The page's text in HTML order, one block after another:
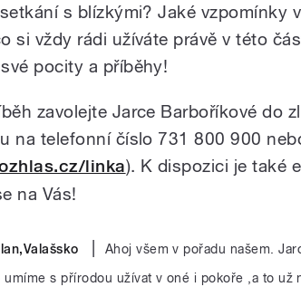
s blízkými? Jaké vzpomínky
si vždy rádi užíváte právě v této
pocity a příběhy!
zavolejte Jarce Barboříkové do
na telefonní číslo 731 800 900
linka). K dispozici je také
na Vás!
Ahoj všem v pořadu našem.
umíme s přírodou užívat v oné i pokoře ,a to už